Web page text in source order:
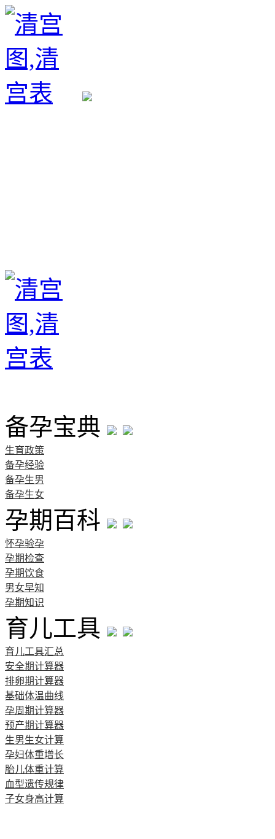
备孕宝典
生育政策
备孕经验
备孕生男
备孕生女
孕期百科
怀孕验孕
孕期检查
孕期饮食
男女早知
孕期知识
育儿工具
育儿工具汇总
安全期计算器
排卵期计算器
基础体温曲线
孕周期计算器
预产期计算器
生男生女计算
孕妇体重增长
胎儿体重计算
血型遗传规律
子女身高计算